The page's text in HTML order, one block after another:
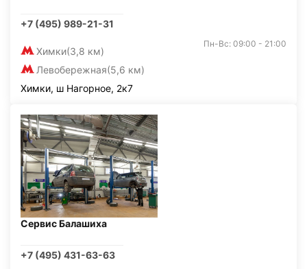
+7 (495) 989-21-31
Химки(3,8 км)
Левобережная(5,6 км)
Пн-Вс: 09:00 - 21:00
Химки, ш Нагорное, 2к7
Сервис Балашиха
+7 (495) 431-63-63